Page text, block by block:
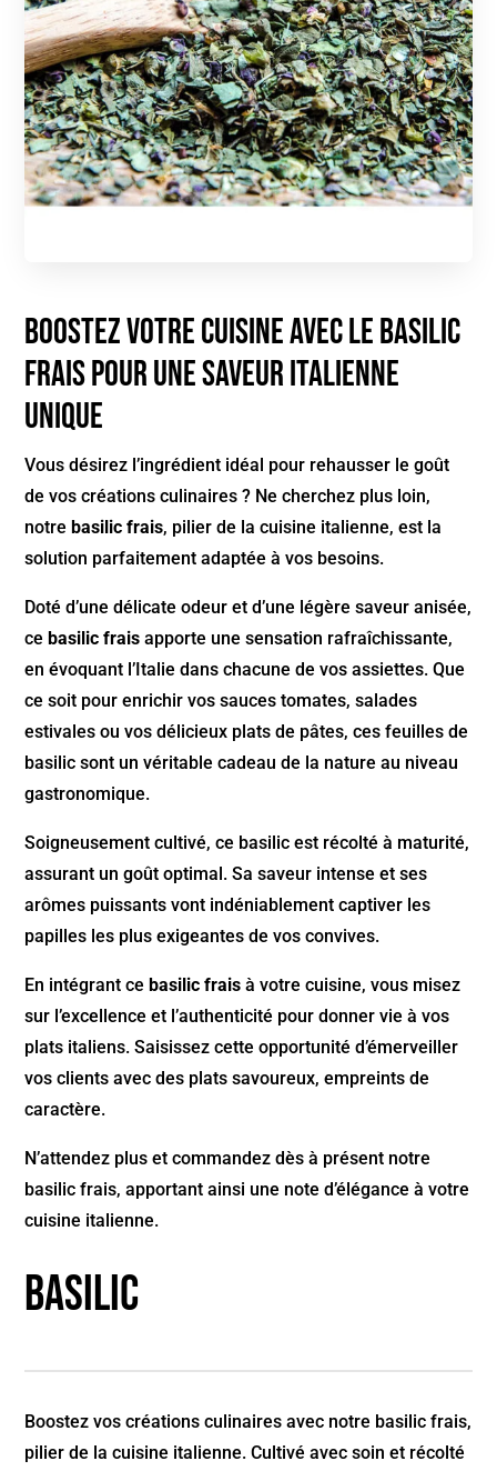
Boostez votre cuisine avec le Basilic
Frais pour une saveur Italienne
unique
Vous désirez l’ingrédient idéal pour rehausser le goût
de vos créations culinaires ? Ne cherchez plus loin,
notrebasilic frais, pilier de la cuisine italienne, est la
solution parfaitement adaptée à vos besoins.
Doté d’une délicate odeur et d’une légère saveur anisée,
cebasilic frais apporte une sensation rafraîchissante,
en évoquant l’Italie dans chacune de vos assiettes. Que
ce soit pour enrichir vos sauces tomates, salades
estivales ou vos délicieux plats de pâtes, ces feuilles de
basilic sont un véritable cadeau de la nature au niveau
gastronomique.
Soigneusement cultivé, ce basilic est récolté à maturité,
assurant un goût optimal. Sa saveur intense et ses
arômes puissants vont indéniablement captiver les
papilles les plus exigeantes de vos convives.
En intégrant cebasilic frais à votre cuisine, vous misez
sur l’excellence et l’authenticité pour donner vie à vos
plats italiens. Saisissez cette opportunité d’émerveiller
vos clients avec des plats savoureux, empreints de
caractère.
N’attendez plus et commandez dès à présent notre
basilic frais, apportant ainsi une note d’élégance à votre
cuisine italienne.
Basilic
Boostez vos créations culinaires avec notre basilic frais,
pilier de la cuisine italienne. Cultivé avec soin et récolté